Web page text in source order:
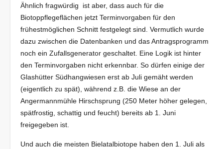
Ähnlich fragwürdig ist aber, dass auch für die
Biotoppflegeflächen jetzt Terminvorgaben für den
frühestmöglichen Schnitt festgelegt sind. Vermutlich wurde
dazu zwischen die Datenbanken und das Antragsprogramm
noch ein Zufallsgenerator geschaltet. Eine Logik ist hinter
den Terminvorgaben nicht erkennbar. So dürfen einige der
Glashütter Südhangwiesen erst ab Juli gemäht werden
(eigentlich zu spät), während z.B. die Wiese an der
Angermannmühle Hirschsprung (250 Meter höher gelegen,
spätfrostig, schattig und feucht) bereits ab 1. Juni
freigegeben ist.
Und auch die meisten Bielatalbiotope haben den 1. Juli als